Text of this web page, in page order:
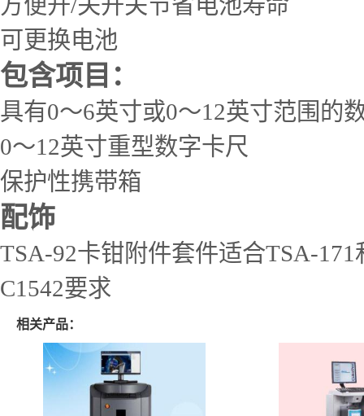
可更换电池
包含项目：
具有0～6英寸或0～12英寸范围的
0～12英寸重型数字卡尺
保护性携带箱
配饰
TSA-92卡钳附件套件适合TSA-
C1542要求
相关产品：